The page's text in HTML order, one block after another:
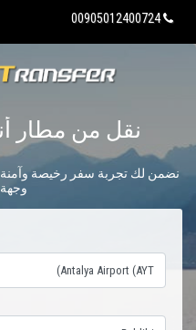
00905012400724
نقل من مطار
نضمن لك تجربة سفر رخيصة